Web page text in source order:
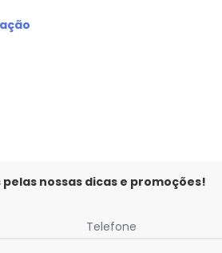
nossas dicas e promoções!
Telefone